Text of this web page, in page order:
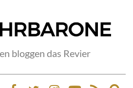
bloggen das Revier